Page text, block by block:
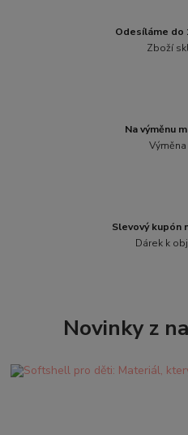
Odesíláme do
Zboží
Na výměnu
Slevový kupón
Dárek k
Novinky z